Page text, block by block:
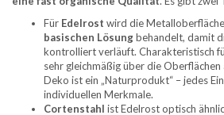
Für Edelrost wird die
basischen Lösungbehandelt, damit
kontrolliert verläuft. Charakteristisch
sehr gleichmäßig über die
Deko ist ein „Naturprodukt“ – jedes
individuellen Merkmale.
Cortenstahl ist Edelrost optisch